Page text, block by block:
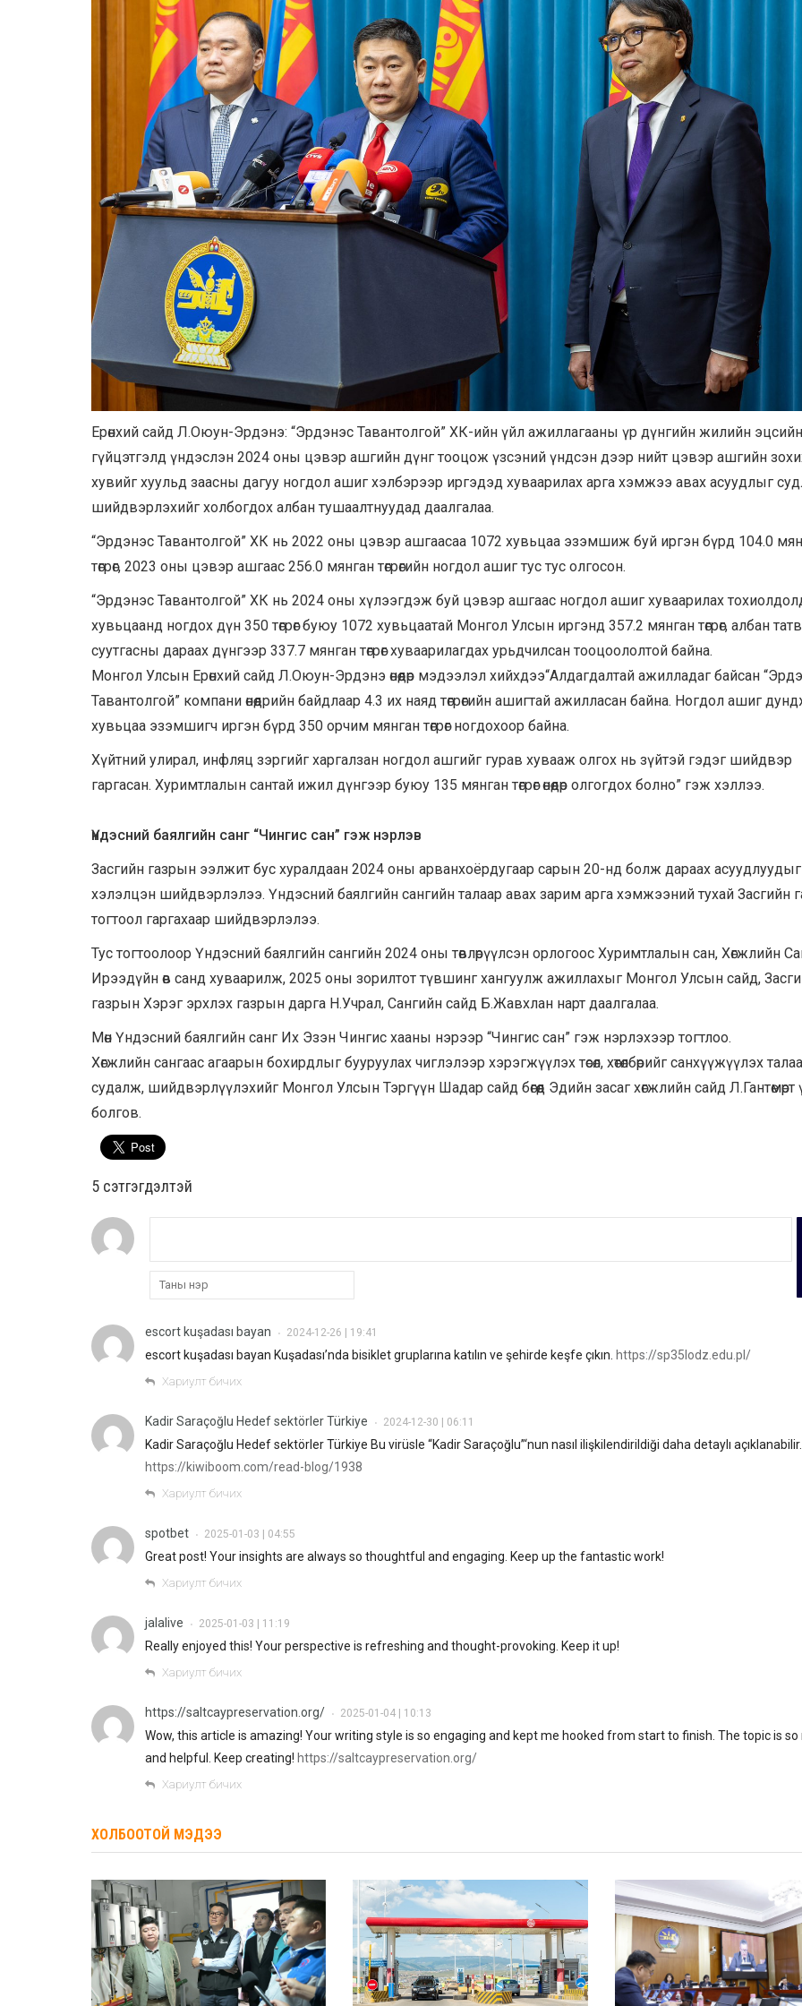
Ерөнхий сайд Л.Оюун-Эрдэнэ: “Эрдэнэс Тавантолгой” ХК-ийн үйл ажиллагааны үр дүнгийн жилийн эцсийн
гүйцэтгэлд үндэслэн 2024 оны цэвэр ашгийн дүнг тооцож үзсэний үндсэн дээр нийт цэвэр ашгийн
хувийг хуульд заасны дагуу ногдол ашиг хэлбэрээр иргэдэд хуваарилах арга хэмжээ авах асуудлыг
шийдвэрлэхийг холбогдох албан тушаалтнуудад даалгалаа.
“Эрдэнэс Тавантолгой” ХК нь 2022 оны цэвэр ашгаасаа 1072 хувьцаа эзэмшиж буй иргэн бүрд 104.0
төгрөг, 2023 оны цэвэр ашгаас 256.0 мянган төгрөгийн ногдол ашиг тус тус олгосон.
“Эрдэнэс Тавантолгой” ХК нь 2024 оны хүлээгдэж буй цэвэр ашгаас ногдол ашиг хуваарилах
хувьцаанд ногдох дүн 350 төгрөг буюу 1072 хувьцаатай Монгол Улсын иргэнд 357.2 мянган төгрөг, албан
суутгасны дараах дүнгээр 337.7 мянган төгрөг хуваарилагдах урьдчилсан тооцоололтой байна.
Монгол Улсын Ерөнхий сайд Л.Оюун-Эрдэнэ өнөөдөр мэдээлэл хийхдээ“Алдагдалтай ажилладаг байсан
Тавантолгой” компани өнөөдрийн байдлаар 4.3 их наяд төгрөгийн ашигтай ажилласан байна. Ногдол ашиг
хувьцаа эзэмшигч иргэн бүрд 350 орчим мянган төгрөг ногдохоор байна.
Хүйтний улирал, инфляц зэргийг харгалзан ногдол ашгийг гурав хувааж олгох нь зүйтэй гэдэг шийдвэр
гаргасан. Хуримтлалын сантай ижил дүнгээр буюу 135 мянган төгрөг өнөөдөр олгогдох болно” гэж хэллээ.
Үндэсний баялгийн санг “Чингис сан” гэж нэрлэв
Засгийн газрын ээлжит бус хуралдаан 2024 оны арванхоёрдугаар сарын 20-нд болж дараах асуудлуудыг
хэлэлцэн шийдвэрлэлээ. Үндэсний баялгийн сангийн талаар авах зарим арга хэмжээний тухай Засгийн
тогтоол гаргахаар шийдвэрлэлээ.
Тус тогтоолоор Үндэсний баялгийн сангийн 2024 оны төвлөрүүлсэн орлогоос Хуримтлалын сан, Хөгжлийн
Ирээдүйн өв санд хуваарилж, 2025 оны зорилтот түвшинг хангуулж ажиллахыг Монгол Улсын сайд,
газрын Хэрэг эрхлэх газрын дарга Н.Учрал, Сангийн сайд Б.Жавхлан нарт даалгалаа.
Мөн Үндэсний баялгийн санг Их Эзэн Чингис хааны нэрээр “Чингис сан” гэж нэрлэхээр тогтлоо.
Хөгжлийн сангаас агаарын бохирдлыг бууруулах чиглэлээр хэрэгжүүлэх төсөл, хөтөлбөрийг санхүүжүүлэх
судалж, шийдвэрлүүлэхийг Монгол Улсын Тэргүүн Шадар сайд бөгөөд Эдийн засаг хөгжлийн сайд Л.Гантөмөрт
болгов.
5 cэтгэгдэлтэй
escort kuşadası bayan • 2024-12-26 | 19:41
escort kuşadası bayan Kuşadası’nda bisiklet gruplarına katılın ve şehirde keşfe çıkın. https://sp35lodz.edu.pl/
Хариулт бичих
Kadir Saraçoğlu Hedef sektörler Türkiye • 2024-12-30 | 06:11
Kadir Saraçoğlu Hedef sektörler Türkiye Bu virüsle “Kadir Saraçoğlu”‘nun nasıl ilişkilendirildiği daha detaylı açıklanabilir.
https://kiwiboom.com/read-blog/1938
Хариулт бичих
spotbet • 2025-01-03 | 04:55
Great post! Your insights are always so thoughtful and engaging. Keep up the fantastic work!
Хариулт бичих
jalalive • 2025-01-03 | 11:19
Really enjoyed this! Your perspective is refreshing and thought-provoking. Keep it up!
Хариулт бичих
https://saltcaypreservation.org/ • 2025-01-04 | 10:13
Wow, this article is amazing! Your writing style is so engaging and kept me hooked from start to finish. The topic is
and helpful. Keep creating! https://saltcaypreservation.org/
Хариулт бичих
ХОЛБООТОЙ МЭДЭЭ